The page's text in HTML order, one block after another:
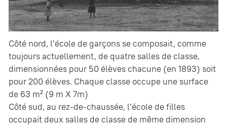
Côté nord, l’école de garçons se composait, comme
toujours actuellement, de quatre salles de classe,
dimensionnées pour 50 élèves chacune (en 1893) soit
pour 200 élèves. Chaque classe occupe une surface
de 63 m² (9 m X 7m)
Côté sud, au rez-de-chaussée, l’école de filles
occupait deux salles de classe de même dimension